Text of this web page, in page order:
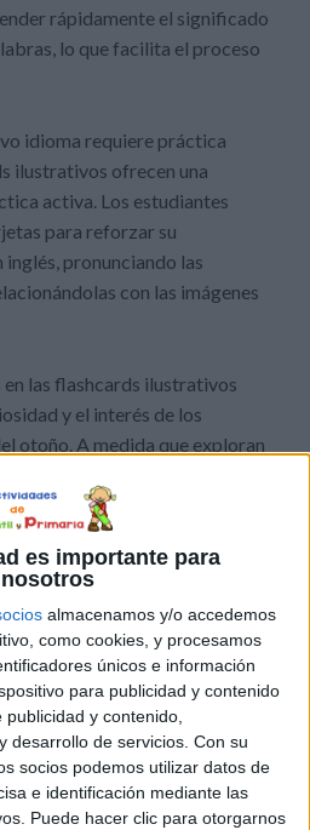
es importante para
nosotros
almacenamos y/o accedemos
como cookies, y procesamos
únicos e información
para publicidad y contenido
y contenido,
desarrollo de servicios. Con su
socios podemos utilizar datos de
e identificación mediante las
Puede hacer clic para otorgarnos
rápidamente el significado
lo que facilita el proceso
idioma requiere práctica
ilustrativos ofrecen una
activa. Los estudiantes
para reforzar su
pronunciando las
con las imágenes
las flashcards ilustrativos
y el interés de los
otoño. A medida que exploran
aprender más sobre la
asociado.